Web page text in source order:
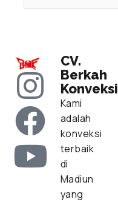
I
n
s
t
F
a
c
e
Y
o
u
t
CV.
Berkah
Konveksi
Kami
adalah
konveksi
terbaik
di
Madiun
yang